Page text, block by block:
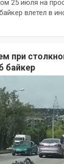
25 июля на
влетел в
при
байкер